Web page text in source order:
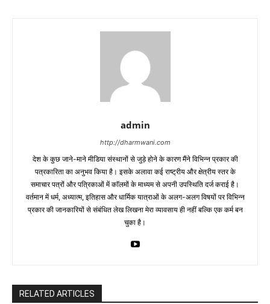
admin
http://dharmwani.com
देश के कुछ जाने-माने मीडिया संस्थानों से जुड़े होने के कारण मैंने विभिन्न प्रकार की
पत्रकारिता का अनुभव किया है। इसके अलावा कई राष्ट्रीय और क्षेत्रीय स्तर के
समाचार पत्रों और पत्रिकाओं में काॅलमों के माध्यम से अपनी उपस्थिति दर्ज कराई है।
वर्तमान में धर्म, अध्यात्म, इतिहास और धार्मिक यात्राओं के अलग-अलग विषयों पर विभिन्न
प्रकार की जानकारियों से संबंधित लेख लिखना मेरा व्यावसाय ही नहीं बल्कि एक कर्म बन
चुका है।
RELATED ARTICLES